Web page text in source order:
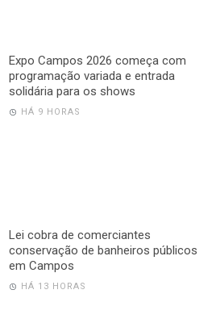
Expo Campos 2026 começa com
programação variada e entrada
solidária para os shows
HÁ 9 HORAS
Lei cobra de comerciantes
conservação de banheiros públicos
em Campos
HÁ 13 HORAS